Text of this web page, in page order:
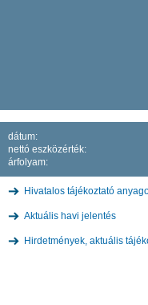
dátum:
nettó eszközérték:
árfolyam:
Hivatalos tájékoztató
Aktuális havi jelentés
Hirdetmények, aktuális